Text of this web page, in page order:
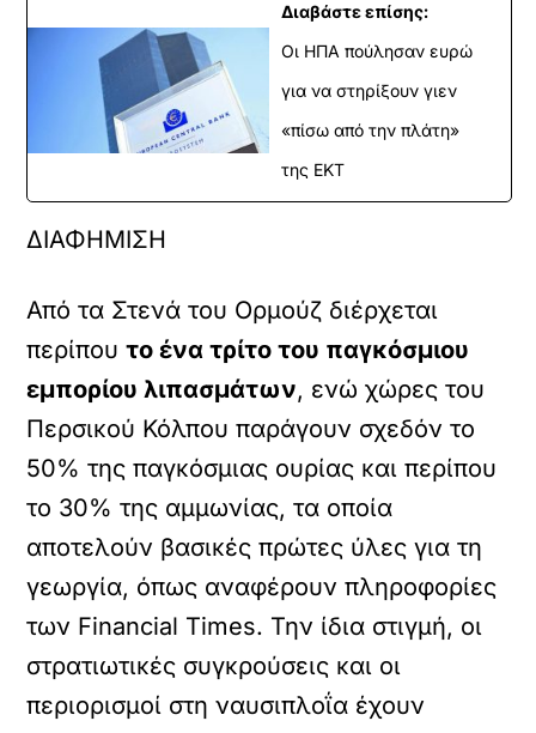
Διαβάστε επίσης:
Οι ΗΠΑ πούλησαν ευρώ
για να στηρίξουν γιεν
«πίσω από την πλάτη»
της ΕΚΤ
ΔΙΑΦΗΜΙΣΗ
Από τα Στενά του Ορμούζ διέρχεται
περίπουτο ένα τρίτο του παγκόσμιου
εμπορίου λιπασμάτων, ενώ χώρες του
Περσικού Κόλπου παράγουν σχεδόν το
50% της παγκόσμιας ουρίας και περίπου
το 30% της αμμωνίας, τα οποία
αποτελούν βασικές πρώτες ύλες για τη
γεωργία, όπως αναφέρουν πληροφορίες
των Financial Times. Την ίδια στιγμή, οι
στρατιωτικές συγκρούσεις και οι
περιορισμοί στη ναυσιπλοΐα έχουν